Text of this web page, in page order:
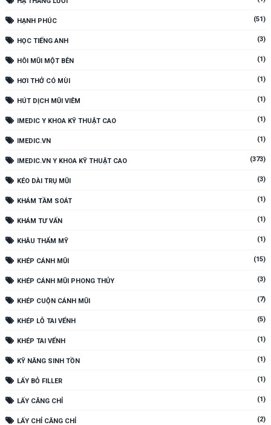
HẠNH PHÚC (51)
HỌC TIẾNG ANH (3)
HÔI MŨI MỘT BÊN (1)
HƠI THỞ CÓ MÙI (1)
HÚT DỊCH MŨI VIÊM (1)
IMEDIC Y KHOA KỸ THUẬT CAO (1)
IMEDIC.VN (1)
IMEDIC.VN Y KHOA KỸ THUẬT CAO (373)
KÉO DÀI TRỤ MŨI (3)
KHÁM TẦM SOÁT (1)
KHÁM TƯ VẤN (1)
KHÂU THẨM MỸ (1)
KHÉP CÁNH MŨI (15)
KHÉP CÁNH MŨI PHONG THỦY (3)
KHÉP CUỘN CÁNH MŨI (7)
KHÉP LỖ TAI VỂNH (5)
KHÉP TAI VỂNH (1)
KỸ NĂNG SINH TỒN (1)
LẤY BỎ FILLER (1)
LẤY CĂNG CHỈ (1)
LẤY CHỈ CĂNG CHỈ (2)